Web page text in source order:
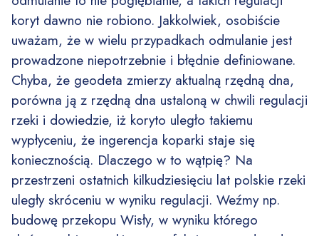
koryt dawno nie robiono. Jakkolwiek, osobiście
uważam, że w wielu przypadkach odmulanie jest
prowadzone niepotrzebnie i błędnie definiowane.
Chyba, że geodeta zmierzy aktualną rzędną dna,
porówna ją z rzędną dna ustaloną w chwili regulacji
rzeki i dowiedzie, iż koryto uległo takiemu
wypłyceniu, że ingerencja koparki staje się
koniecznością. Dlaczego w to wątpię? Na
przestrzeni ostatnich kilkudziesięciu lat polskie rzeki
uległy skróceniu w wyniku regulacji. Weźmy np.
budowę przekopu Wisły, w wyniku którego